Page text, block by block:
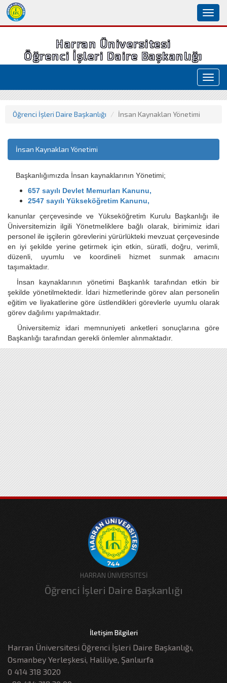
Harran Üniversitesi
Öğrenci İşleri Daire Başkanlığı
Öğrenci İşleri Daire Başkanlığı İnsan Kaynakları Yönetimi
İnsan Kaynakları Yönetimi
Başkanlığımızda İnsan kaynaklarının Yönetimi;
657 sayılı Devlet Memurları Kanunu,
2547 sayılı Yükseköğretim Kanunu,
kanunlar çerçevesinde ve Yükseköğretim Kurulu Başkanlığı ile
Üniversitemizin ilgili Yönetmeliklere bağlı olarak, birimimiz idari
personel ile işçilerin görevlerini yürürlükteki mevzuat çerçevesinde
en iyi şekilde yerine getirmek için etkin, süratli, doğru, verimli,
düzenli, uyumlu ve koordineli hizmet sunmak amacını
taşımaktadır.
İnsan kaynaklarının yönetimi Başkanlık tarafından etkin bir
şekilde yönetilmektedir. İdari hizmetlerinde görev alan personelin
eğitim ve liyakatlerine göre üstlendikleri görevlerle uyumlu olarak
görev dağılımı yapılmaktadır.
Üniversitemiz idari memnuniyeti anketleri sonuçlarına göre
Başkanlığı tarafından gerekli önlemler alınmaktadır.
HARRAN ÜNİVERSİTESİ
Öğrenci İşleri Daire Başkanlığı
İletişim Bilgileri
Harran Üniversitesi Öğrenci İşleri Daire Başkanlığı,
Osmanbey Yerleşkesi, Haliliye, Şanlıurfa
0 414 318 3020